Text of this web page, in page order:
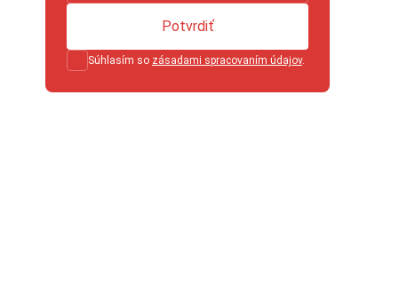
Súhlasím so zásadami spracovaním údajov.
Potvrdiť